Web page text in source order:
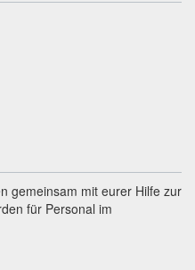
gemeinsam mit eurer Hilfe zur
für Personal im